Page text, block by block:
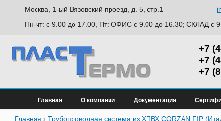
Москва, 1-ый Вязовский проезд, д. 5, стр.1
Пн-чт: с 9.00 до 17.00, Пт: ОФИС с 9.00 до 16.30; СКЛАД с
+7
+7
+7
Главная О компании Документация
Главная › Трубопроводная система из ХПВХ CORZAN FIP